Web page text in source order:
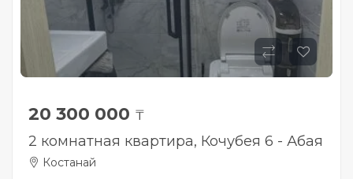
20 300 000 ₸
2 комнатная квартира, Кочубея 6 - Абая
Костанай